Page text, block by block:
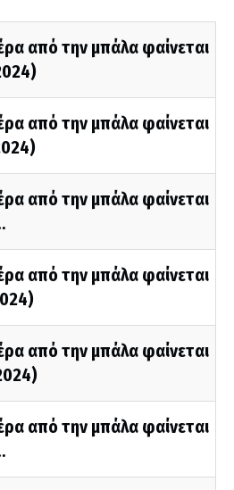
από την μπάλα φαίνεται
από την μπάλα φαίνεται
από την μπάλα φαίνεται
από την μπάλα φαίνεται
από την μπάλα φαίνεται
από την μπάλα φαίνεται